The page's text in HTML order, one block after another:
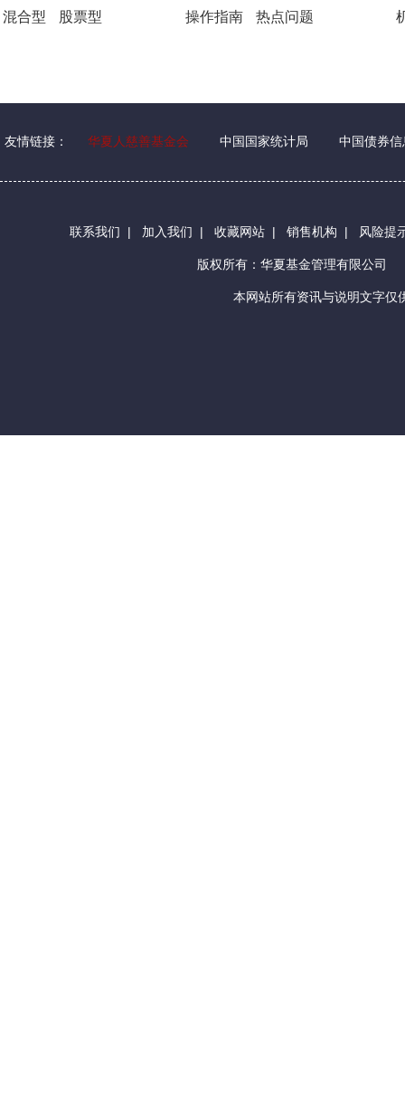
混合型
股票型
操作指南
热点问题
友情链接： 华夏人慈善基金会 中国国家统计局 中国债券信
联系我们 | 加入我们 | 收藏网站 | 销售机构 | 风险提
版权所有：华夏基金管理有限公司
本网站所有资讯与说明文字仅